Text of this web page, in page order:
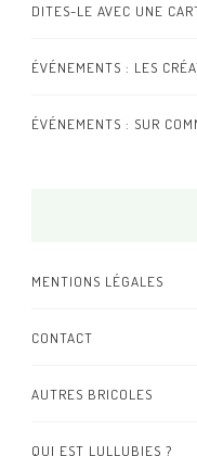
DITES-LE AVEC UNE
ÉVÉNEMENTS : LES
ÉVÉNEMENTS : SUR
MENTIONS LÉGALES
CONTACT
AUTRES BRICOLES
QUI EST LULLUBIES ?